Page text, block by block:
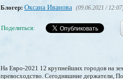
Блогер: Оксана Иванова (09.06.2021 /
Поделиться:
На Евро-2021 12 крупнейших городов на
превосходство. Сегодняшние держатели,